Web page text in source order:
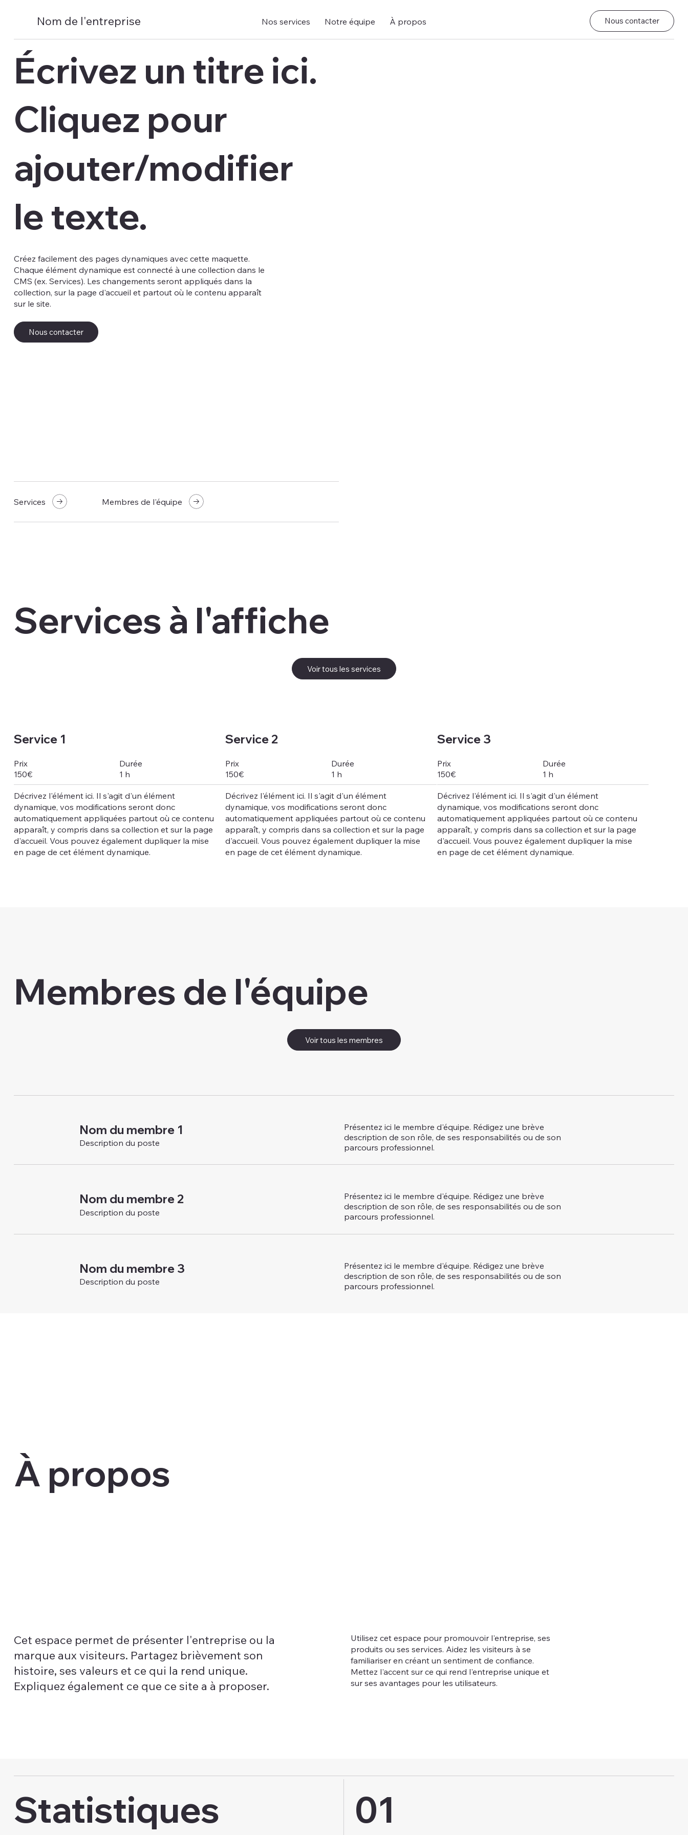
Nom de l'entreprise Nos services Notre équipe À propos Nous contacter
Écrivez un titre ici.
Cliquez pour
ajouter/modifier
le texte.
Créez facilement des pages dynamiques avec cette maquette.
Chaque élément dynamique est connecté à une collection dans le
CMS (ex. Services). Les changements seront appliqués dans la
collection, sur la page d'accueil et partout où le contenu apparaît
sur le site.
Nous contacter
Services Membres de l'équipe
Services à l'affiche
Service 1
Prix
150€
Durée
1 h
Décrivez l'élément ici. Il s'agit d'un élément
dynamique, vos modifications seront donc
automatiquement appliquées partout où ce contenu
apparaît, y compris dans sa collection et sur la page
d'accueil. Vous pouvez également dupliquer la mise
en page de cet élément dynamique.
Service 2
Prix
150€
Durée
1 h
Décrivez l'élément ici. Il s'agit d'un élément
dynamique, vos modifications seront donc
automatiquement appliquées partout où ce contenu
apparaît, y compris dans sa collection et sur la page
d'accueil. Vous pouvez également dupliquer la mise
en page de cet élément dynamique.
Service 3
Prix
150€
Durée
1 h
Décrivez l'élément ici. Il s'agit d'un élément
dynamique, vos modifications seront donc
automatiquement appliquées partout où ce contenu
apparaît, y compris dans sa collection et sur la page
d'accueil. Vous pouvez également dupliquer la mise
en page de cet élément dynamique.
Voir tous les services
Membres de l'équipe
Nom du membre 1
Description du poste
Présentez ici le membre d'équipe. Rédigez une brève
description de son rôle, de ses responsabilités ou de son
parcours professionnel.
Nom du membre 2
Description du poste
Présentez ici le membre d'équipe. Rédigez une brève
description de son rôle, de ses responsabilités ou de son
parcours professionnel.
Nom du membre 3
Description du poste
Présentez ici le membre d'équipe. Rédigez une brève
description de son rôle, de ses responsabilités ou de son
parcours professionnel.
Voir tous les membres
À propos
Cet espace permet de présenter l'entreprise ou la
marque aux visiteurs. Partagez brièvement son
histoire, ses valeurs et ce qui la rend unique.
Expliquez également ce que ce site a à proposer.
Utilisez cet espace pour promouvoir l'entreprise, ses
produits ou ses services. Aidez les visiteurs à se
familiariser en créant un sentiment de confiance.
Mettez l'accent sur ce qui rend l'entreprise unique et
sur ses avantages pour les utilisateurs.
Statistiques 01